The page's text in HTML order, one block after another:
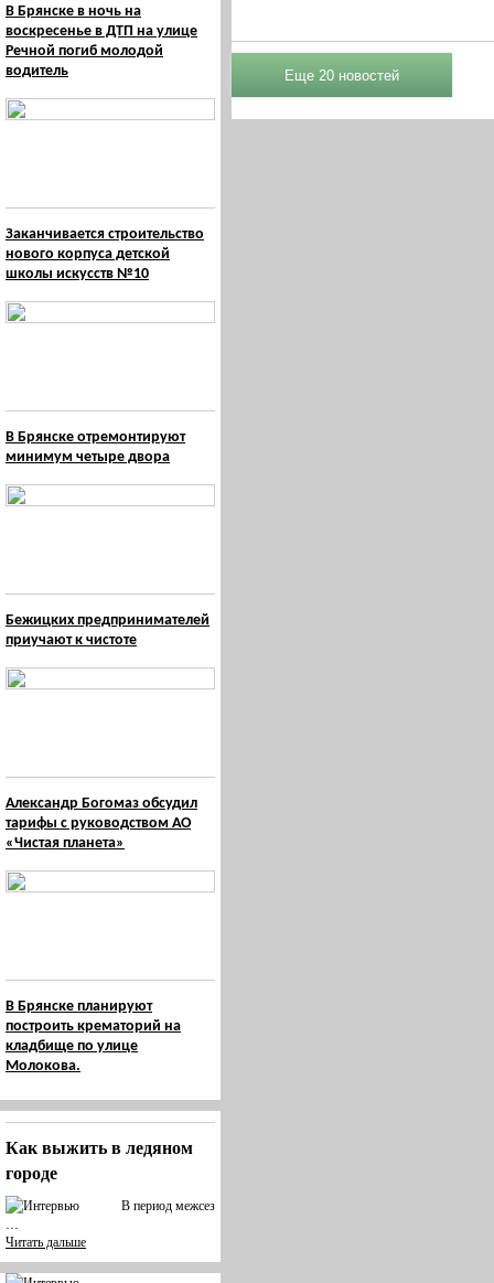
В Брянске в ночь на
воскресенье в ДТП на улице
Речной погиб молодой
водитель
Заканчивается строительство
нового корпуса детской
школы искусств №10
В Брянске отремонтируют
минимум четыре двора
Бежицких предпринимателей
приучают к чистоте
Александр Богомаз обсудил
тарифы с руководством АО
«Чистая планета»
В Брянске планируют
построить крематорий на
кладбище по улице
Молокова.
Как выжить в ледяном
городе
В период межсез
…
Читать дальше